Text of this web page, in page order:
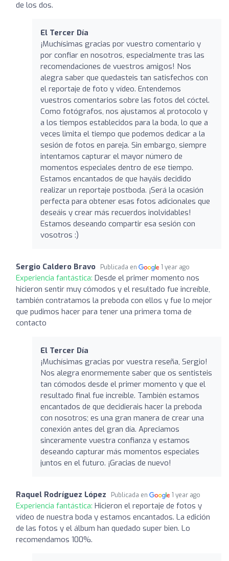
de los dos.
El Tercer Día
¡Muchísimas gracias por vuestro comentario y
por confiar en nosotros, especialmente tras las
recomendaciones de vuestros amigos! Nos
alegra saber que quedasteis tan satisfechos con
el reportaje de foto y vídeo. Entendemos
vuestros comentarios sobre las fotos del cóctel.
Como fotógrafos, nos ajustamos al protocolo y
a los tiempos establecidos para la boda, lo que a
veces limita el tiempo que podemos dedicar a la
sesión de fotos en pareja. Sin embargo, siempre
intentamos capturar el mayor número de
momentos especiales dentro de ese tiempo.
Estamos encantados de que hayáis decidido
realizar un reportaje postboda. ¡Será la ocasión
perfecta para obtener esas fotos adicionales que
deseáis y crear más recuerdos inolvidables!
Estamos deseando compartir esa sesión con
vosotros :)
Sergio Caldero Bravo Publicada en 1 year ago
Experiencia fantástica: Desde el primer momento nos
hicieron sentir muy cómodos y el resultado fue increíble,
también contratamos la preboda con ellos y fue lo mejor
que pudimos hacer para tener una primera toma de
contacto
El Tercer Día
¡Muchísimas gracias por vuestra reseña, Sergio!
Nos alegra enormemente saber que os sentisteis
tan cómodos desde el primer momento y que el
resultado final fue increíble. También estamos
encantados de que decidierais hacer la preboda
con nosotros; es una gran manera de crear una
conexión antes del gran día. Apreciamos
sinceramente vuestra confianza y estamos
deseando capturar más momentos especiales
juntos en el futuro. ¡Gracias de nuevo!
Raquel Rodríguez López Publicada en 1 year ago
Experiencia fantástica: Hicieron el reportaje de fotos y
vídeo de nuestra boda y estamos encantados. La edición
de las fotos y el álbum han quedado super bien. Lo
recomendamos 100%.